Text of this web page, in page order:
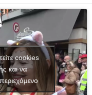
cookies
και να